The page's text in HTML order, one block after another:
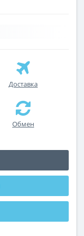
Доставка
Обмен